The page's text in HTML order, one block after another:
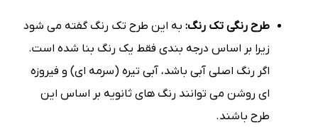
طرح رنگی تک رنگ: به این طرح تک رنگ گفته می شود
زیرا بر اساس درجه بندی فقط یک رنگ بنا شده است.
اگر رنگ اصلی آبی باشد، آبی تیره (سرمه ای) و فیروزه
ای روشن می توانند رنگ های ثانویه بر اساس این
طرح باشند.